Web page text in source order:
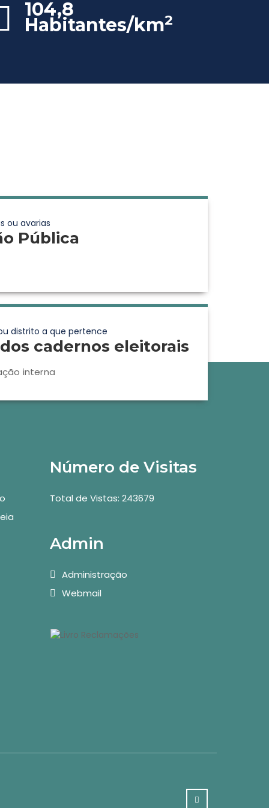
104,8
Habitantes/km2
ou avarias
Pública
distrito a que pertence
cadernos eleitorais
interna
Número de Visitas
Total de Vistas: 243679
Admin
Administração
Webmail